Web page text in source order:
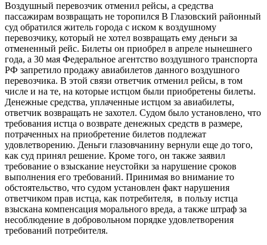
Воздушный перевозчик отменил рейсы, а средства
пассажирам возвращать не торопился В Глазовский районный
суд обратился житель города с иском к воздушному
перевозчику, который не хотел возвращать ему деньги за
отмененный рейс. Билеты он приобрел в апреле нынешнего
года, а 30 мая Федеральное агентство воздушного транспорта
РФ запретило продажу авиабилетов данного воздушного
перевозчика. В этой связи ответчик отменил рейсы, в том
числе и на те, на которые истцом были приобретены билеты.
Денежные средства, уплаченные истцом за авиабилеты,
ответчик возвращать не захотел. Судом было установлено, что
требования истца о возврате денежных средств в размере,
потраченных на приобретение билетов подлежат
удовлетворению. Деньги глазовчанину вернули еще до того,
как суд принял решение. Кроме того, он также заявил
требование о взыскание неустойки за нарушение сроков
выполнения его требований. Принимая во внимание то
обстоятельство, что судом установлен факт нарушения
ответчиком прав истца, как потребителя, в пользу истца
взыскана компенсация морального вреда, а также штраф за
несоблюдение в добровольном порядке удовлетворения
требований потребителя.